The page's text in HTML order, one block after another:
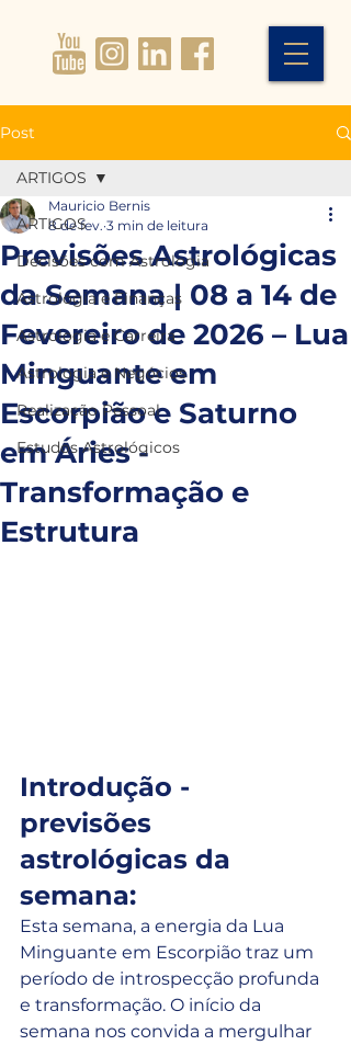
Post
ARTIGOS
Decisões com Astrologia
Astrologia e Finanças
Astrologia e Carreira
Astrologia e Negócios
Realização Pessoal
Estudos Astrológicos
ARTIGOS
Previsões Astrológicas
da Semana | 08 a 14 de
Fevereiro de 2026 – Lua
Minguante em
Escorpião e Saturno
em Áries -
Transformação e
Estrutura
Mauricio Bernis
8 de fev. 3 min de leitura
Introdução -
previsões
astrológicas da
semana:
Esta semana, a energia da Lua
Minguante em Escorpião traz um
período de introspecção profunda
e transformação. O início da
semana nos convida a mergulhar